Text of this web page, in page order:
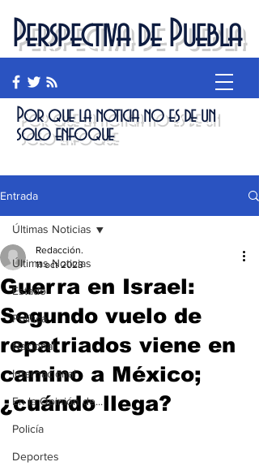
Perspectiva de Puebla
Por que la noticia no es de un
solo enfoque
Entrada
Últimas Noticias
Estado
Política
Nacional
Internacional
En la Opinión de...
Policía
Deportes
Últimas Noticias
Guerra en Israel:
Segundo vuelo de
repatriados viene en
camino a México;
¿cuándo llega?
Redacción.
11 oct 2023